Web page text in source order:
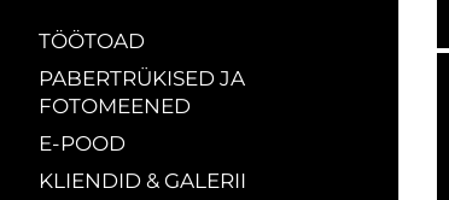
TÖÖTOAD
PABERTRÜKISED JA
FOTOMEENED
E-POOD
KLIENDID & GALERII